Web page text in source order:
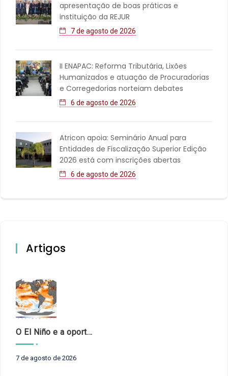
apresentação de boas práticas e
instituição da REJUR
7 de agosto de 2026
II ENAPAC: Reforma Tributária, Lixões
Humanizados e atuação de Procuradorias
e Corregedorias norteiam debates
6 de agosto de 2026
Atricon apoia: Seminário Anual para
Entidades de Fiscalização Superior Edição
2026 está com inscrições abertas
6 de agosto de 2026
Artigos
O El Niño e a oportunidade de fortalecer o controle externo das políticas climáticas
7 de agosto de 2026